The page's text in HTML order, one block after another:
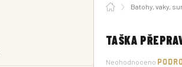
DomůBatohy, vaky,
TAŠKA
Průměrné
Neohodnoceno